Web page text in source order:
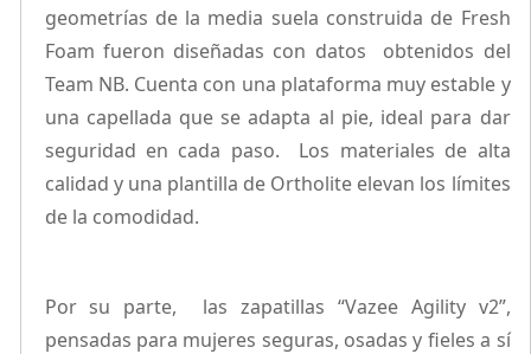
geometrías de la media suela construida de Fresh
Foam fueron diseñadas con datos obtenidos del
Team NB. Cuenta con una plataforma muy estable y
una capellada que se adapta al pie, ideal para dar
seguridad en cada paso. Los materiales de alta
calidad y una plantilla de Ortholite elevan los límites
de la comodidad.
Por su parte, las zapatillas “Vazee Agility v2”,
pensadas para mujeres seguras, osadas y fieles a sí